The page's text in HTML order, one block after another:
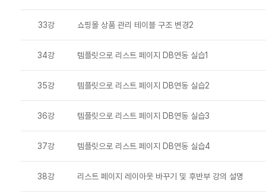
33강 쇼핑몰 상품 관리 테이블 구조 변경2
34강 템플릿으로 리스트 페이지 DB연동 실습1
35강 템플릿으로 리스트 페이지 DB연동 실습2
36강 템플릿으로 리스트 페이지 DB연동 실습3
37강 템플릿으로 리스트 페이지 DB연동 실습4
38강 리스트 페이지 레이아웃 바꾸기 및 후반부 강의 설명